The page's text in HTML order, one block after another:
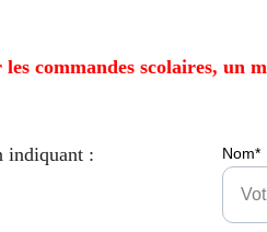
Nom*
indiquant :
les commandes scolaires, un